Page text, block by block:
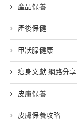
產品保養
產後保健
甲狀腺健康
瘦身文獻 網路分享
皮膚保養
皮膚保養攻略